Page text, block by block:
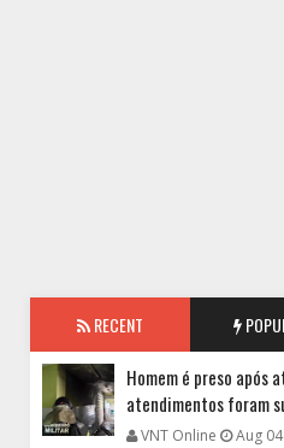
RECENT
Homem é preso após
atendimentos foram
VNT Online Aug